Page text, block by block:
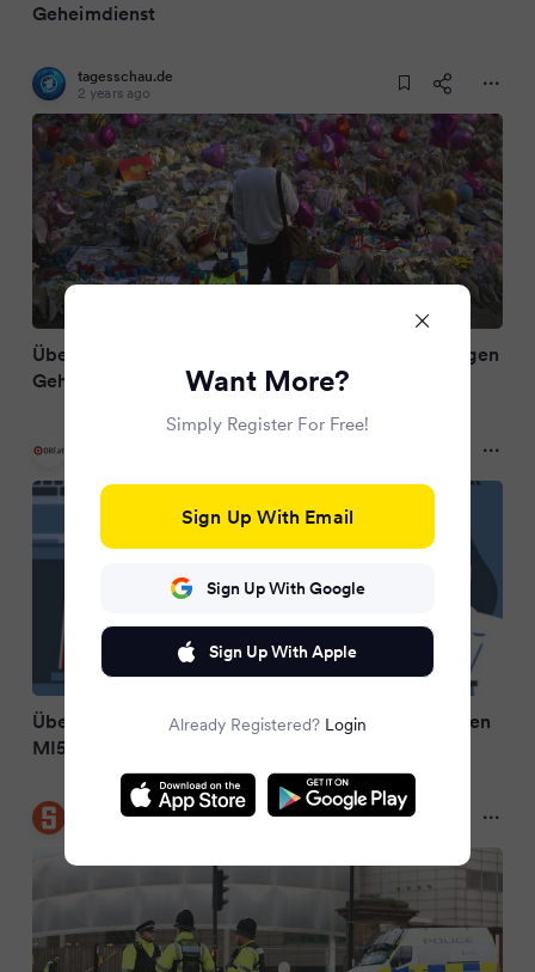
Geheimdienst
tagesschau.de
2 years ago
Überlebende von Anschlag in Manchester verklagen
Geheimdienst
Überlebende von Manchester-Attentat 2017 klagen
MI5
DER SPIEGEL
Want More?
Simply Register For Free!
Sign Up With Email
Sign Up With Google
Sign Up With Apple
Already Registered? Login